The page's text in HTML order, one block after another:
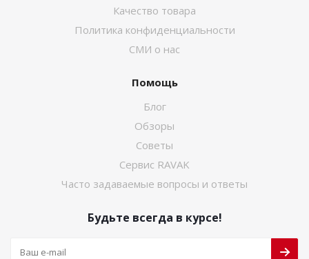
Качество товара
Политика конфиденциальности
СМИ о нас
Помощь
Блог
Обзоры
Советы
Сервис RAVAK
Часто задаваемые вопросы и ответы
Будьте всегда в курсе!